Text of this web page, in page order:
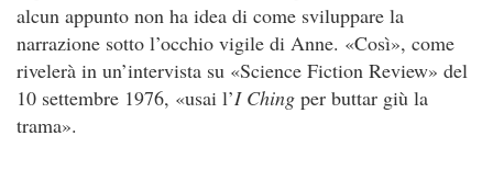
alcun appunto non ha idea di come sviluppare la
narrazione sotto l’occhio vigile di Anne. «Così», come
rivelerà in un’intervista su «Science Fiction Review» del
10 settembre 1976, «usai l’I Ching per buttar giù la
trama».